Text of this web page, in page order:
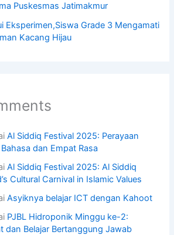
Puskesmas Jatimakmur
Eksperimen,Siswa Grade 3 Mengamati
Kacang Hijau
Al Siddiq Festival 2025: Perayaan
dan Empat Rasa
Al Siddiq Festival 2025: Al Siddiq
Cultural Carnival in Islamic Values
Asyiknya belajar ICT dengan Kahoot
PJBL Hidroponik Minggu ke-2:
dan Belajar Bertanggung Jawab